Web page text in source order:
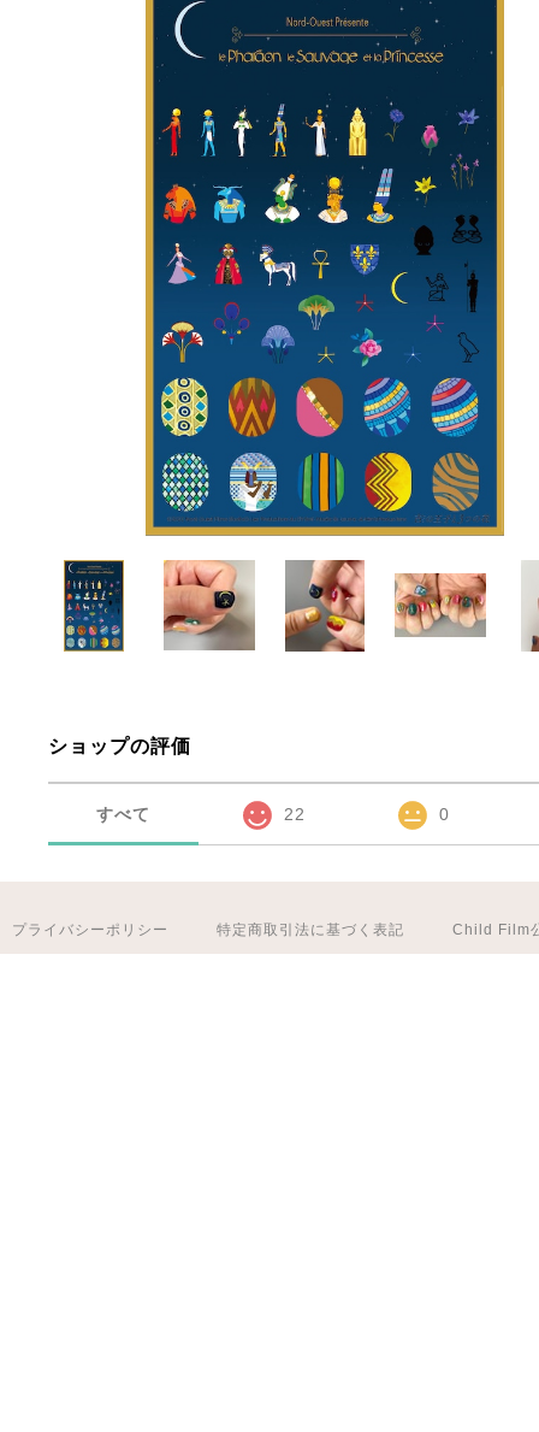
ショップの評価
すべて 22 0
プライバシーポリシー 特定商取引法に基づく表記 Child Film